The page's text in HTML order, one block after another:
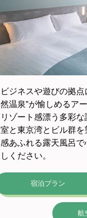
ビジネスや遊びの拠
然温泉”が愉しめるア
リゾート感漂う多彩
室と東京湾とビル群
感あふれる露天風呂
しください。
宿泊プラン
航